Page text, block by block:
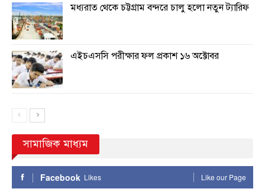
মধ্যরাত থেকে চট্টগ্রাম বন্দরে চালু হলো নতুন ট্যারিফ
এইচএসসি পরীক্ষার ফল প্রকাশ ১৬ অক্টোবর
সামাজিক মাধ্যম
Facebook Likes Like our Page